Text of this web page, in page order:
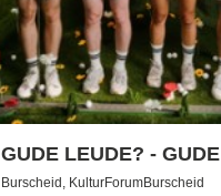
GUDE LEUDE? - GUDE
SHOW!
Burscheid, KulturForumBurscheid